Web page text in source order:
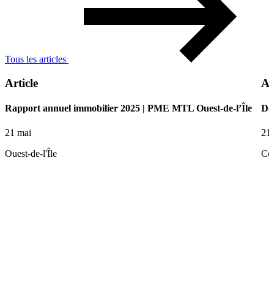
Tous les articles
Article
Rapport annuel immobilier 2025 | PME MTL Ouest-de-l’Île
21 mai
Ouest-de-l'Île
21